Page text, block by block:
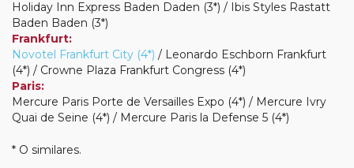
Holiday Inn Express Baden Daden (3*) / Ibis Styles Rastatt
Baden Baden (3*)
Frankfurt:
Novotel Frankfurt City (4*) / Leonardo Eschborn Frankfurt
(4*) / Crowne Plaza Frankfurt Congress (4*)
Paris:
Mercure Paris Porte de Versailles Expo (4*) / Mercure Ivry
Quai de Seine (4*) / Mercure Paris la Defense 5 (4*)
* O similares.